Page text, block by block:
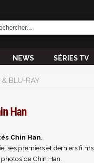
NEWS SÉRIES TV
& BLU-RAY
Han
Chin Han
ses premiers et derniers films.
de Chin Han.